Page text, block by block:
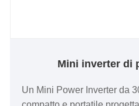
Mini inverter di
Un Mini Power Inverter da